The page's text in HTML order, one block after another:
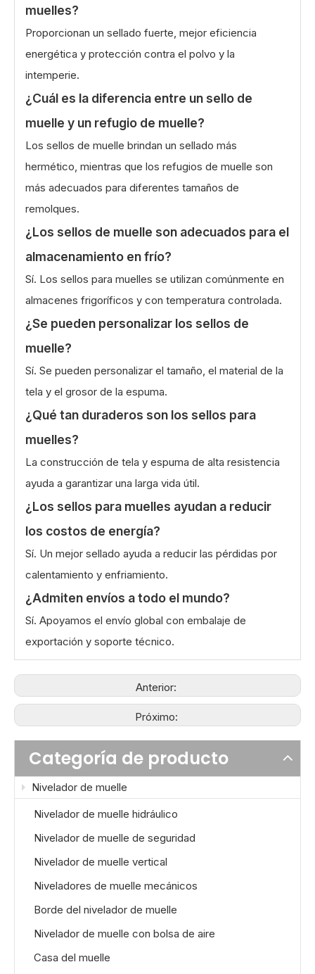
muelles?
Proporcionan un sellado fuerte, mejor eficiencia
energética y protección contra el polvo y la
intemperie.
¿Cuál es la diferencia entre un sello de
muelle y un refugio de muelle?
Los sellos de muelle brindan un sellado más
hermético, mientras que los refugios de muelle son
más adecuados para diferentes tamaños de
remolques.
¿Los sellos de muelle son adecuados para el
almacenamiento en frío?
Sí. Los sellos para muelles se utilizan comúnmente en
almacenes frigoríficos y con temperatura controlada.
¿Se pueden personalizar los sellos de
muelle?
Sí. Se pueden personalizar el tamaño, el material de la
tela y el grosor de la espuma.
¿Qué tan duraderos son los sellos para
muelles?
La construcción de tela y espuma de alta resistencia
ayuda a garantizar una larga vida útil.
¿Los sellos para muelles ayudan a reducir
los costos de energía?
Sí. Un mejor sellado ayuda a reducir las pérdidas por
calentamiento y enfriamiento.
¿Admiten envíos a todo el mundo?
Sí. Apoyamos el envío global con embalaje de
exportación y soporte técnico.
Anterior:
Próximo:
Categoría de producto
Nivelador de muelle
Nivelador de muelle hidráulico
Nivelador de muelle de seguridad
Nivelador de muelle vertical
Niveladores de muelle mecánicos
Borde del nivelador de muelle
Nivelador de muelle con bolsa de aire
Casa del muelle